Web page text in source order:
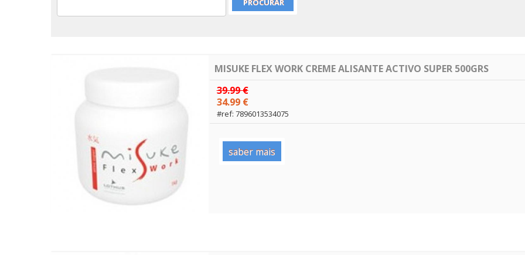
MISUKE FLEX WORK CREME ALISANTE ACTIVO SUPER 500GRS
39.99 €
34.99 €
#ref: 7896013534075
saber mais